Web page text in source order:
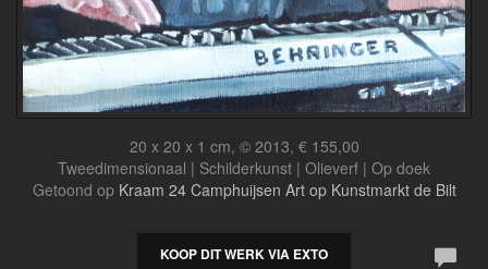
20 x 20 x 1 cm, © 2013, € 155,00
Tweedimensionaal | Schilderkunst | Olieverf | Op doek
Getoond op Kraam 24 Camphuijsen Art op Kunstmarkt de Bilt
KOOP DIT WERK VIA EXTO